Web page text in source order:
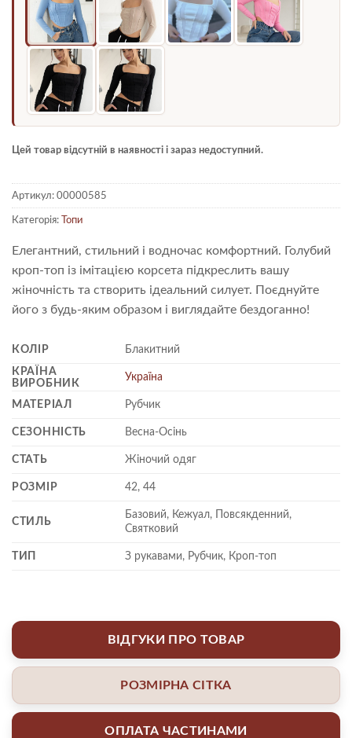
Цей товар відсутній в наявності і зараз недоступний.
Артикул: 00000585
Категорія: Топи
Елегантний, стильний і водночас комфортний. Голубий
кроп-топ із імітацією корсета підкреслить вашу
жіночність та створить ідеальний силует. Поєднуйте
його з будь-яким образом і виглядайте бездоганно!
КОЛІР
Блакитний
КРАЇНА
ВИРОБНИК
Україна
МАТЕРІАЛ Рубчик
СЕЗОННІСТЬ Весна-Осінь
СТАТЬ Жіночий одяг
РОЗМІР 42, 44
СТИЛЬ
Базовий, Кежуал, Повсякденний,
Святковий
ТИП З рукавами, Рубчик, Кроп-топ
ВІДГУКИ ПРО ТОВАР
РОЗМІРНА СІТКА
ОПЛАТА ЧАСТИНАМИ